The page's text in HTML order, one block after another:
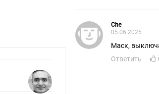
Che
05.06.2025
Маск,
Ответить